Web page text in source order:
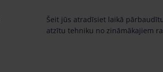
Šeit jūs atradīsiet laikā
atzītu tehniku no zināmākajiem